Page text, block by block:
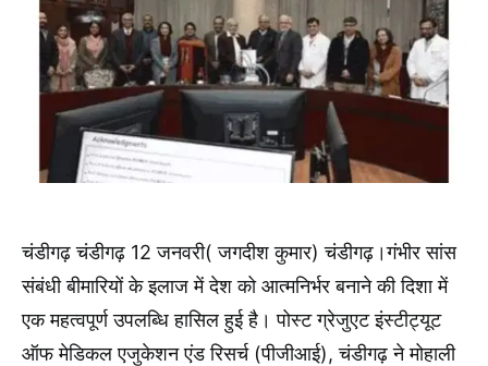
चंडीगढ़ चंडीगढ़ 12 जनवरी( जगदीश कुमार) चंडीगढ़।गंभीर सांस
संबंधी बीमारियों के इलाज में देश को आत्मनिर्भर बनाने की दिशा में
एक महत्वपूर्ण उपलब्धि हासिल हुई है। पोस्ट ग्रेजुएट इंस्टीट्यूट
ऑफ मेडिकल एजुकेशन एंड रिसर्च (पीजीआई), चंडीगढ़ ने मोहाली